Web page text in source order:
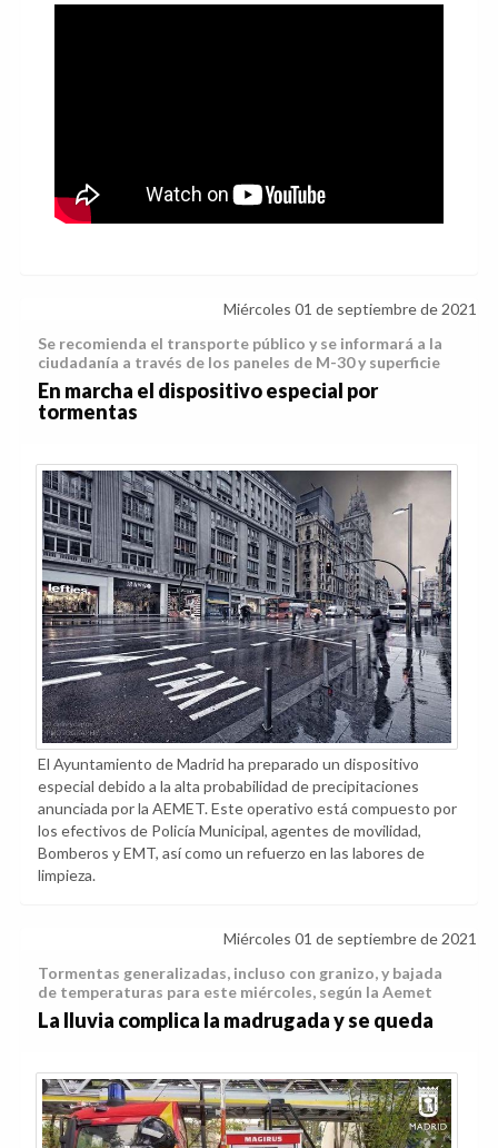
Miércoles 01 de septiembre de 2021
Se recomienda el transporte público y se informará a la
ciudadanía a través de los paneles de M-30 y superficie
En marcha el dispositivo especial por
tormentas
El Ayuntamiento de Madrid ha preparado un dispositivo
especial debido a la alta probabilidad de precipitaciones
anunciada por la AEMET. Este operativo está compuesto por
los efectivos de Policía Municipal, agentes de movilidad,
Bomberos y EMT, así como un refuerzo en las labores de
limpieza.
Miércoles 01 de septiembre de 2021
Tormentas generalizadas, incluso con granizo, y bajada
de temperaturas para este miércoles, según la Aemet
La lluvia complica la madrugada y se queda